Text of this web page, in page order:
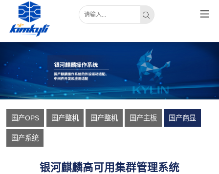
国产OPS 国产整机 国产整机 国产主板 国产商显
国产系统
银河麒麟高可用集群管理系统